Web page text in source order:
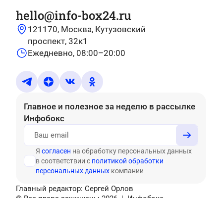
hello@info-box24.ru
121170, Москва, Кутузовский
проспект, 32к1
Ежедневно, 08:00–20:00
Главное и полезное за неделю в рассылке
Инфобокс
Я согласен на обработку персональных данных
в соответствии с политикой обработки
персональных данных компании
Главный редактор: Сергей Орлов